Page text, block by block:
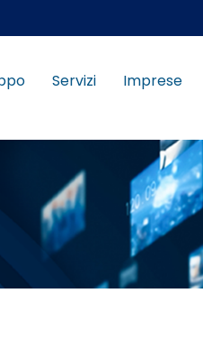
Servizi Imprese